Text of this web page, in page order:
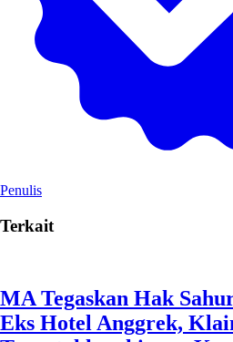
Penulis
Terkait
MA Tegaskan Hak
Eks Hotel Anggrek,